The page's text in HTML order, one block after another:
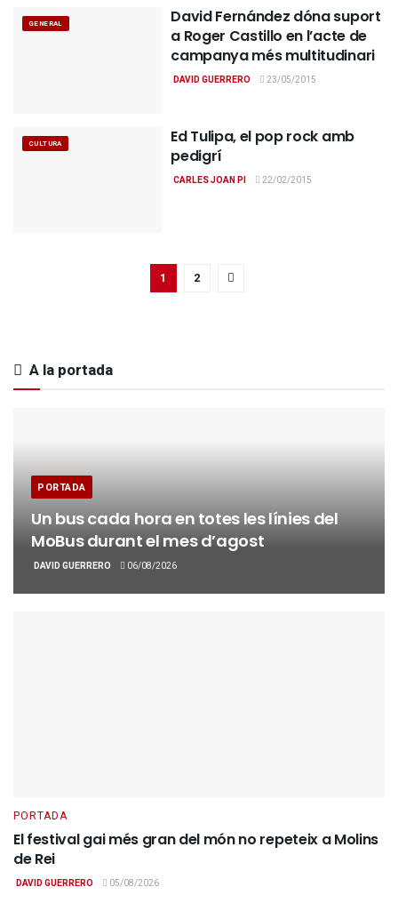
GENERAL
David Fernández dóna suport
a Roger Castillo en l’acte de
campanya més multitudinari
DAVID GUERRERO 23/05/2015
CULTURA
Ed Tulipa, el pop rock amb
pedigrí
CARLES JOAN PI 22/02/2015
1 2
A la portada
PORTADA
Un bus cada hora en totes les línies del
MoBus durant el mes d’agost
DAVID GUERRERO 06/08/2026
PORTADA
El festival gai més gran del món no repeteix a Molins
de Rei
DAVID GUERRERO 05/08/2026